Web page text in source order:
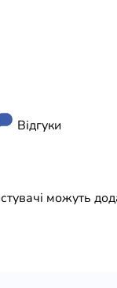
Відгуки
можуть